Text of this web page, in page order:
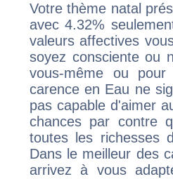
Votre thème natal
avec 4.32%
valeurs affectives
soyez consciente ou
vous-même ou
carence en Eau ne
pas capable d'aimer
chances par contre
toutes les richesses
Dans le meilleur des
arrivez à vous